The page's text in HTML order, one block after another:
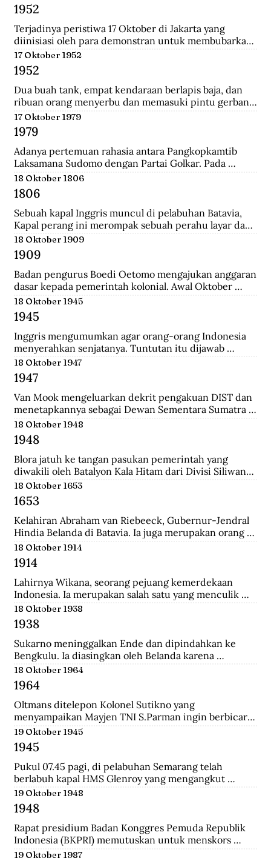
1952
Terjadinya peristiwa 17 Oktober di Jakarta yang
diinisiasi oleh para demonstran untuk membubarkan
Parlemen Indonesia akibat korupsi yang meluas dan
memburuk di Indonesia.
17 Oktober 1952
1952
Dua buah tank, empat kendaraan berlapis baja, dan
ribuan orang menyerbu dan memasuki pintu gerbang
Istana Merdeka, kediaman Presiden Sukarno. Mereka
berkerumun dan menggelar spanduk yang
bertuliskan "Bubarkan Parlemen"!.
17 Oktober 1979
1979
Adanya pertemuan rahasia antara Pangkopkamtib
Laksamana Sudomo dengan Partai Golkar. Pada
pertemuan ini mengecam gagasan ABRI mesti
berpihak pada penguasa jelang Pemilu 1982.
18 Oktober 1806
1806
Sebuah kapal Inggris muncul di pelabuhan Batavia,
Kapal perang ini merompak sebuah perahu layar dan
perahu fregat. Setelah kejatuhan Tanjung Harapan,
Inggris berupaya untuk memblokade Pulau Jawa ,
yang merupakan langkah awal sebelum
merealisasikan rencana besarnya , yakni menguasai
Pulau Jawa.
18 Oktober 1909
1909
Badan pengurus Boedi Oetomo mengajukan anggaran
dasar kepada pemerintah kolonial. Awal Oktober
1909, Boedi Oetomo menyelenggrakan konggres
untuk menentukan arah perjuangan organisasi.
Konggres itu berjalan alot, kaum tua seperti Wahidin
Sudirohusodo dan Radjiman Wedyodiningrat
menghendaki pendidikan untuk kaum priyayi,
sementara kaum muda seperti Tjipto Mangunkusumo
dan Soetomo justru menghendaki pendidikan bagi
seluruh rakyat.
18 Oktober 1945
1945
Inggris mengumumkan agar orang-orang Indonesia
menyerahkan senjatanya. Tuntutan itu dijawab
dengan giatnya pembentukan laskar-laskar di Medan
dan sekitarnya, seperti Berastagi dan Pematang
Siantar. Anggota laskar bahkan mencari senjata yang
dibuang Jepang ke dasar laut, dekat pelabuhan
Belawan.
18 Oktober 1947
1947
Van Mook mengeluarkan dekrit pengakuan DIST dan
menetapkannya sebagai Dewan Sementara Sumatra
Timur. Republik mengecam pembentukan NST,
menyebut para pemimpinnya sebagai “boneka”
Belanda. Untuk menghalau propaganda Republik, NST
membuat suratkabar Mestika dan majalah Medan
Buletin. Program utama NST dalam sektor ekonomi
adalah pemulihan kembali perkebunan dan hak
istimewa penduduk asli atas tanah.
18 Oktober 1948
1948
Blora jatuh ke tangan pasukan pemerintah yang
diwakili oleh Batalyon Kala Hitam dari Divisi Siliwangi.
Seperti biasanya, saat pembebasan sebuah kawasan,
terdapat sejumlah musuh yang menjadi tawanan.
Salah seorang tawanan terlihat bersikap menantang
dan seolah tak mau menyerah.
18 Oktober 1653
1653
Kelahiran Abraham van Riebeeck, Gubernur-Jendral
Hindia Belanda di Batavia. Ia juga merupakan orang
yang memulai perkebunan kopi pertama di Jawa
Barat.
18 Oktober 1914
1914
Lahirnya Wikana, seorang pejuang kemerdekaan
Indonesia. Ia merupakan salah satu yang menculik
Sukaro dan Hatta dalam Peristiwa Rengasdengklok.
18 Oktober 1938
1938
Sukarno meninggalkan Ende dan dipindahkan ke
Bengkulu. Ia diasingkan oleh Belanda karena
dianggap membahayakan pemerintahan Belanda.
18 Oktober 1964
1964
Oltmans ditelepon Kolonel Sutikno yang
menyampaikan Mayjen TNI S.Parman ingin berbicara
dengannya. Oltmans bertemu dengan Parman
sehingga ini pertemuan yang mendekatkan mereka.
Bahkan Parman pernah meminta tolong untuk
bertemu dengan Verrips yang diduga merampok uang
Bank Indonesia.
19 Oktober 1945
1945
Pukul 07.45 pagi, di pelabuhan Semarang telah
berlabuh kapal HMS Glenroy yang mengangkut
tentara Sekutu, yaitu pasukan Inggris dari brigade
ke-37 yang diantaranya terdiri dari prajurit Gurkha.
Tak beberapa lama, sekitar pukul 08.00.
Wongsonegoro membacakan isi persetujuan
penghentian tembak menembak antara pasukan TKR
(Tentara Keamanan Rakyat) dengan tentara Jepang.
19 Oktober 1948
1948
Rapat presidium Badan Konggres Pemuda Republik
Indonesia (BKPRI) memutuskan untuk menskors
Pemuda Sosialis Indonesia (Pesindo).
19 Oktober 1987